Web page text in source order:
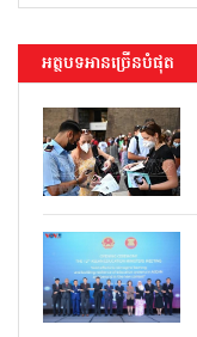
អត្ថបទអានច្រើនបំផុត